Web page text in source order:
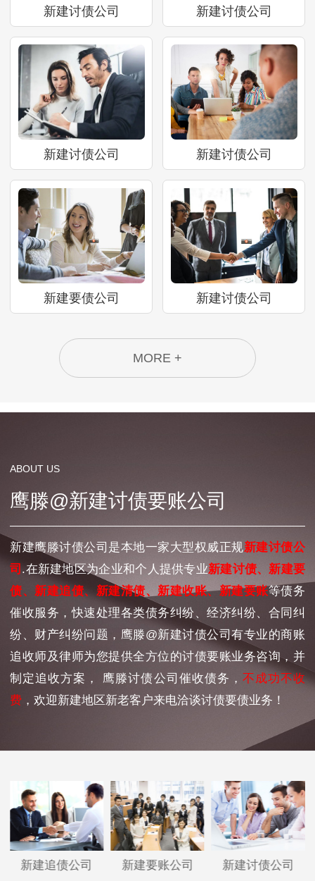
新建讨债公司 新建讨债公司
新建讨债公司 新建讨债公司
新建要债公司 新建讨债公司
MORE +
ABOUT US
鹰滕@新建讨债要账公司
新建鹰滕讨债公司是本地一家大型权威正规新建讨债公
司 .在新建地区为企业和个人提供专业新建讨债、新建要
债、新建追债、新建清债、新建收账、新建要账等债务
催收服务，快速处理各类债务纠纷、经济纠纷、合同纠
纷、财产纠纷问题，鹰滕@新建讨债公司有专业的商账
追收师及律师为您提供全方位的讨债要账业务咨询，并
制定追收方案， 鹰滕讨债公司催收债务， 不成功不收
费 ，欢迎新建地区新老客户来电洽谈讨债要债业务！
新建追债公司 新建要账公司 新建讨债公司